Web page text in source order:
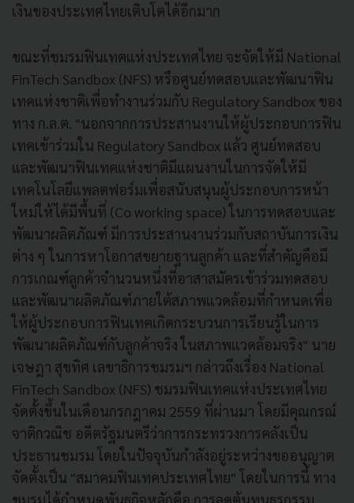
เงินของประเทศไทยเติบโตได้อีกมาก
ขณะที่ชมรมฟินเทคแห่งประเทศไทย จะจัดให้มี National
FinTech Sandbox (NFS) หรือศูนย์ทดสอบและพัฒนาฟิน
เทคแห่งชาติเพื่อทำงานร่วมกับ Regulatory Sandbox ของ
ทาง ก.ล.ต. "นอกจากการประสานงานให้ผู้ประกอบการฟิน
เทคเข้าร่วมใน Regulatory Sandbox แล้ว ศูนย์ทดสอบ
และพัฒนาฟินเทคแห่งชาติมีแผนงานในการจัดให้มี
เทคโนโลยีแพลตฟอร์มเพื่อสนับสนุนผู้ประกอบการหน้า
ใหม่ให้ได้มีพื้นที่ (Co working space) ในการทดสอบและ
พัฒนาผลิตภัณฑ์ มีการประสานงานร่วมกับสถาบันการเงิน
ต่าง ๆ ในการหาโอกาสขยายฐานลูกค้า และที่สำคัญคือมี
การเกณฑ์ลูกค้าจำนวนหนึ่งที่อาสาสมัครเข้าร่วมทดสอบ
และพัฒนาผลิตภัณฑ์ภายใต้สภาพแวดล้อมที่กำหนดเพื่อ
ให้ผู้ประกอบการฟินเทคเกิดกระบวนการเรียนรู้ในการ
พัฒนาผลิตภัณฑ์กับลูกค้าจริง ในสภาพแวดล้อมจริง" นาย
เจษฎา สุขทิศ เลขาธิการชมรมฯ กล่าวถึงเรื่อง National
FinTech Sandbox (NFS) ชมรมฟินเทคแห่งประเทศไทย
จัดตั้งขึ้นในเดือนกรกฎาคม 2559 ที่ผ่านมา โดยมีคุณกรณ์
จาติกวณิช อดีตรัฐมนตรีว่าการกระทรวงการคลังเป็น
ประธานชมรม โดยในปัจจุบันกำลังอยู่ระหว่างขออนุญาต
จัดตั้งเป็น "สมาคมฟินเทคประเทศไทย" โดยในการนี้ ทาง